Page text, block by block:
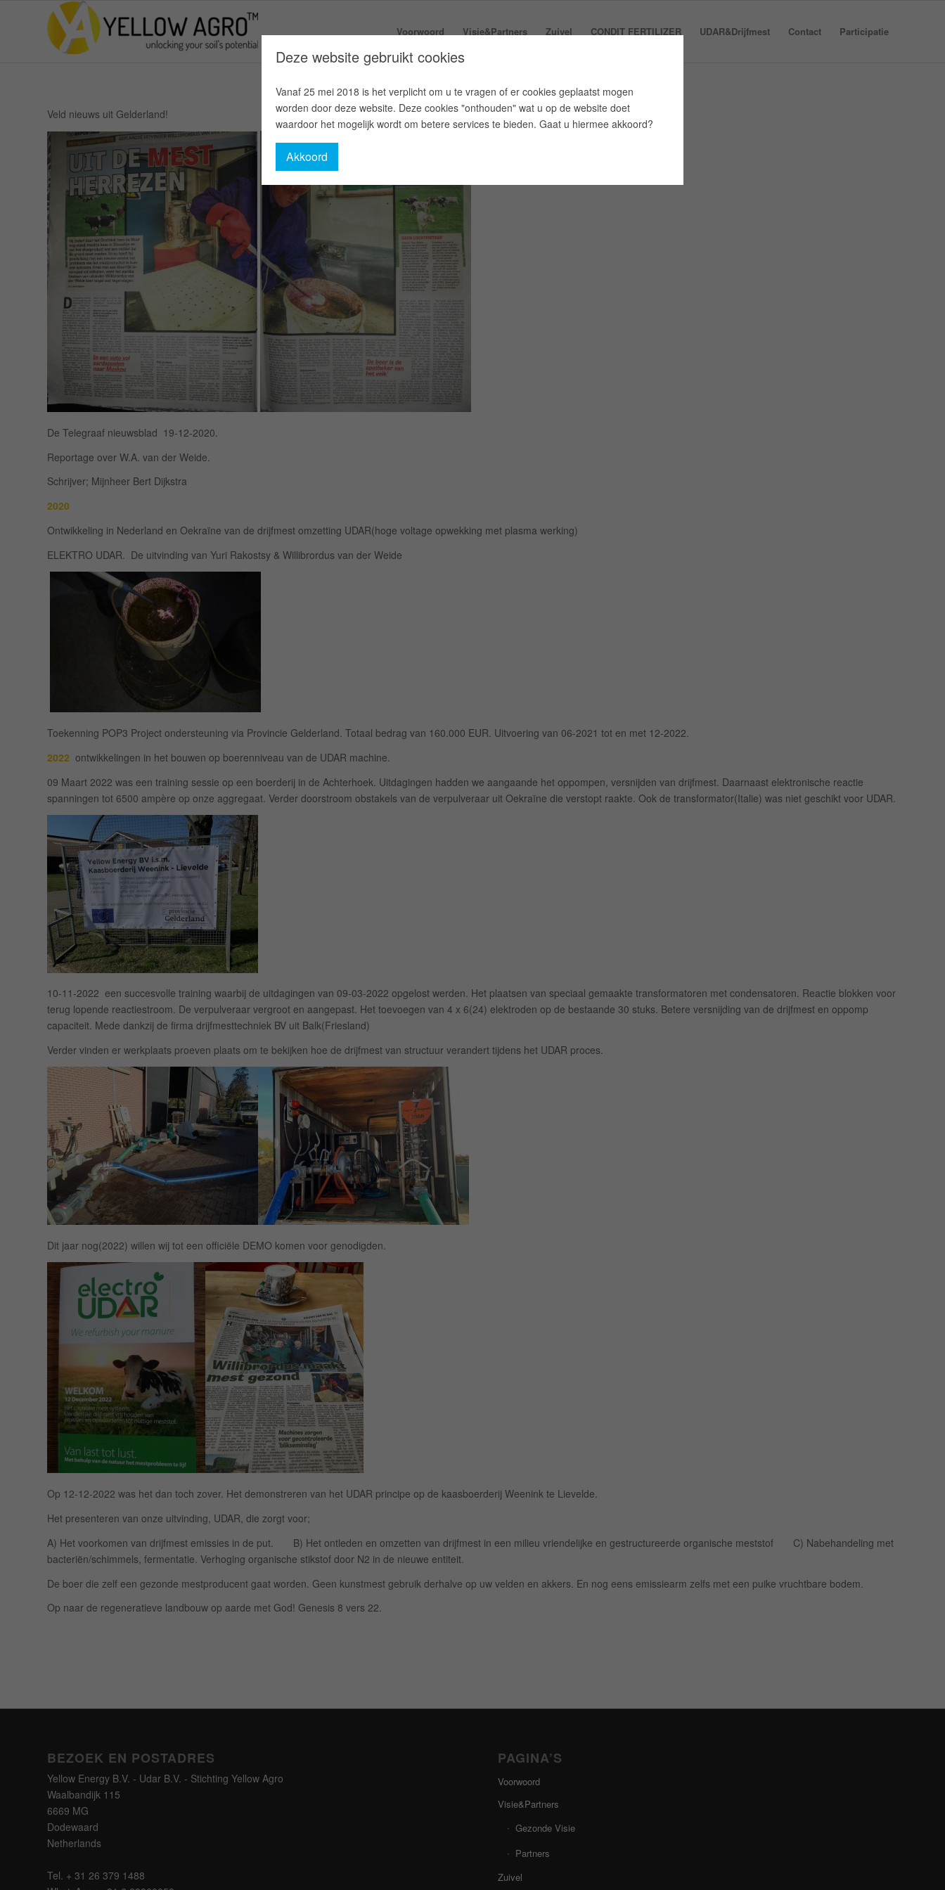
Voorwoord Visie&Partners Zuivel CONDIT FERTILIZER UDAR&Drijfmest Contact Participatie
Veld nieuws uit Gelderland!
De Telegraaf nieuwsblad 19-12-2020.
Reportage over W.A. van der Weide.
Schrijver; Mijnheer Bert Dijkstra
2020
Ontwikkeling in Nederland en Oekraïne van de drijfmest omzetting UDAR(hoge voltage opwekking met plasma werking)
ELEKTRO UDAR. De uitvinding van Yuri Rakostsy & Willibrordus van der Weide
Toekenning POP3 Project ondersteuning via Provincie Gelderland. Totaal bedrag van 160.000 EUR. Uitvoering van 06-2021 tot en met 12-2022.
2022 ontwikkelingen in het bouwen op boerenniveau van de UDAR machine.
09 Maart 2022 was een training sessie op een boerderij in de Achterhoek. Uitdagingen hadden we aangaande het oppompen, versnijden van drijfmest. Daarnaast elektronische reactie
spanningen tot 6500 ampère op onze aggregaat. Verder doorstroom obstakels van de verpulveraar uit Oekraïne die verstopt raakte. Ook de transformator(Italie) was niet geschikt voor UDAR.
10-11-2022 een succesvolle training waarbij de uitdagingen van 09-03-2022 opgelost werden. Het plaatsen van speciaal gemaakte transformatoren met condensatoren. Reactie blokken voor
terug lopende reactiestroom. De verpulveraar vergroot en aangepast. Het toevoegen van 4 x 6(24) elektroden op de bestaande 30 stuks. Betere versnijding van de drijfmest en oppomp
capaciteit. Mede dankzij de firma drijfmesttechniek BV uit Balk(Friesland)
Verder vinden er werkplaats proeven plaats om te bekijken hoe de drijfmest van structuur verandert tijdens het UDAR proces.
Dit jaar nog(2022) willen wij tot een officiële DEMO komen voor genodigden.
Op 12-12-2022 was het dan toch zover. Het demonstreren van het UDAR principe op de kaasboerderij Weenink te Lievelde.
Het presenteren van onze uitvinding, UDAR, die zorgt voor;
A) Het voorkomen van drijfmest emissies in de put. B) Het ontleden en omzetten van drijfmest in een milieu vriendelijke en gestructureerde organische meststof C) Nabehandeling met
bacteriën/schimmels, fermentatie. Verhoging organische stikstof door N2 in de nieuwe entiteit.
De boer die zelf een gezonde mestproducent gaat worden. Geen kunstmest gebruik derhalve op uw velden en akkers. En nog eens emissiearm zelfs met een puike vruchtbare bodem.
Op naar de regeneratieve landbouw op aarde met God! Genesis 8 vers 22.
BEZOEK EN POSTADRES
Yellow Energy B.V. - Udar B.V. - Stichting Yellow Agro
Waalbandijk 115
6669 MG
Dodewaard
Netherlands
Tel. + 31 26 379 1488
PAGINA’S
Voorwoord
Visie&Partners
Gezonde Visie
Partners
Zuivel
Deze website gebruikt cookies
Vanaf 25 mei 2018 is het verplicht om u te vragen of er cookies geplaatst mogen
worden door deze website. Deze cookies "onthouden" wat u op de website doet
waardoor het mogelijk wordt om betere services te bieden. Gaat u hiermee akkoord?
Akkoord